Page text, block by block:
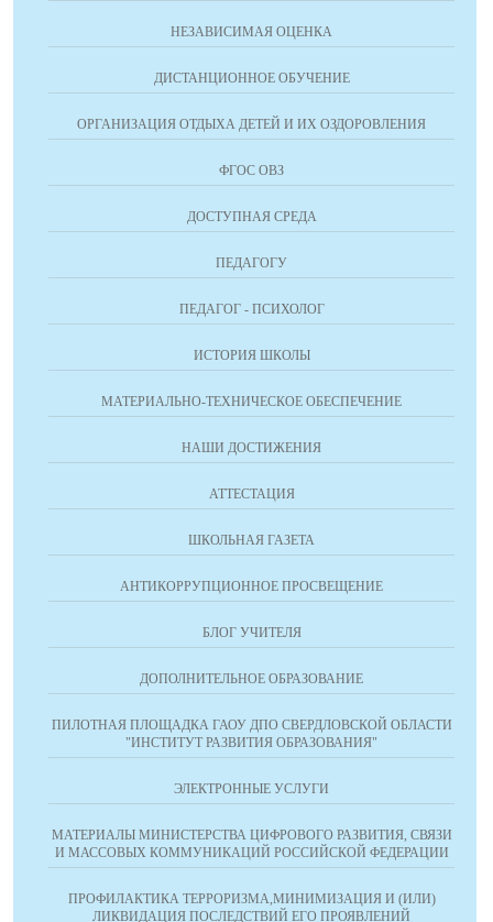
НЕЗАВИСИМАЯ ОЦЕНКА
ДИСТАНЦИОННОЕ ОБУЧЕНИЕ
ОРГАНИЗАЦИЯ ОТДЫХА ДЕТЕЙ И ИХ ОЗДОРОВЛЕНИЯ
ФГОС ОВЗ
ДОСТУПНАЯ СРЕДА
ПЕДАГОГУ
ПЕДАГОГ - ПСИХОЛОГ
ИСТОРИЯ ШКОЛЫ
МАТЕРИАЛЬНО-ТЕХНИЧЕСКОЕ ОБЕСПЕЧЕНИЕ
НАШИ ДОСТИЖЕНИЯ
АТТЕСТАЦИЯ
ШКОЛЬНАЯ ГАЗЕТА
АНТИКОРРУПЦИОННОЕ ПРОСВЕЩЕНИЕ
БЛОГ УЧИТЕЛЯ
ДОПОЛНИТЕЛЬНОЕ ОБРАЗОВАНИЕ
ПИЛОТНАЯ ПЛОЩАДКА ГАОУ ДПО СВЕРДЛОВСКОЙ ОБЛАСТИ
"ИНСТИТУТ РАЗВИТИЯ ОБРАЗОВАНИЯ"
ЭЛЕКТРОННЫЕ УСЛУГИ
МАТЕРИАЛЫ МИНИСТЕРСТВА ЦИФРОВОГО РАЗВИТИЯ, СВЯЗИ
И МАССОВЫХ КОММУНИКАЦИЙ РОССИЙСКОЙ ФЕДЕРАЦИИ
ПРОФИЛАКТИКА ТЕРРОРИЗМА,МИНИМИЗАЦИЯ И (ИЛИ)
ЛИКВИДАЦИЯ ПОСЛЕДСТВИЙ ЕГО ПРОЯВЛЕНИЙ